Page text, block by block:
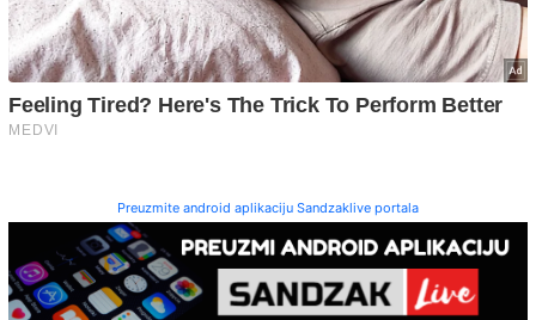
Preuzmite android aplikaciju Sandzaklive portala